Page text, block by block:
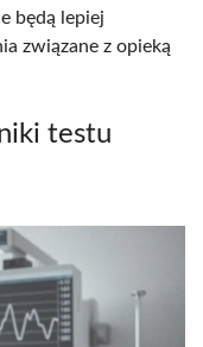
będą lepiej
związane z opieką
testu